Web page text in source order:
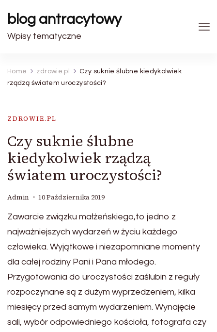
blog antracytowy
Wpisy tematyczne
Home zdrowie.pl
Czy suknie ślubne kiedykolwiek
rządzą światem uroczystości?
ZDROWIE.PL
Czy suknie ślubne
kiedykolwiek rządzą
światem uroczystości?
Admin 10 Października 2019
Zawarcie związku małżeńskiego,to jedno z
najważniejszych wydarzeń w życiu każdego
człowieka. Wyjątkowe i niezapomniane momenty
dla całej rodziny Pani i Pana młodego.
Przygotowania do uroczystości zaślubin z reguły
rozpoczynane są z dużym wyprzedzeniem, kilka
miesięcy przed samym wydarzeniem. Wynajęcie
sali, wybór odpowiedniego kościoła, fotografa czy